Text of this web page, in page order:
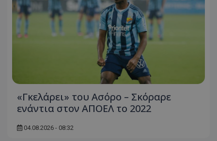
«Γκελάρει» του Ασόρο – Σκόραρε
ενάντια στον ΑΠΟΕΛ το 2022
04.08.2026 - 08:32